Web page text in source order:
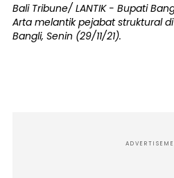
Bali Tribune/ LANTIK - Bupati
Arta melantik pejabat struktural
Bangli, Senin (29/11/21).